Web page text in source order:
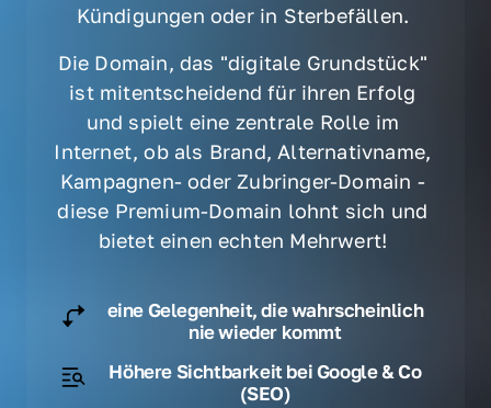
Kündigungen oder in Sterbefällen.
Die Domain, das "digitale Grundstück"
ist mitentscheidend für ihren Erfolg
und spielt eine zentrale Rolle im
Internet, ob als Brand, Alternativname,
Kampagnen- oder Zubringer-Domain -
diese Premium-Domain lohnt sich und
bietet einen echten Mehrwert!
eine Gelegenheit, die wahrscheinlich
nie wieder kommt
Höhere Sichtbarkeit bei Google & Co
(SEO)